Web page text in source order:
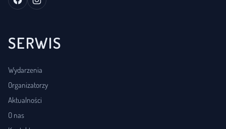
SERWIS
Wydarzenia
Organizatorzy
Aktualności
O nas